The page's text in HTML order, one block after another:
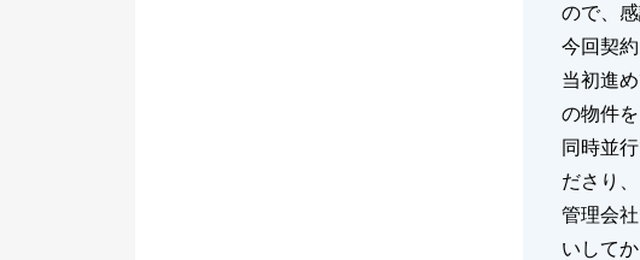
ので、感
今回契
当初進
の物件
同時並
ださり
管理会
いして